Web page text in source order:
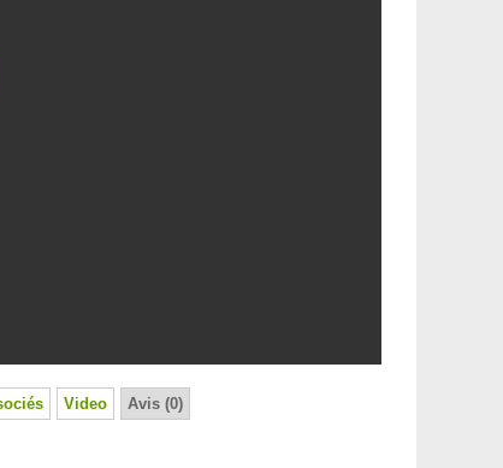
Video Avis (0)